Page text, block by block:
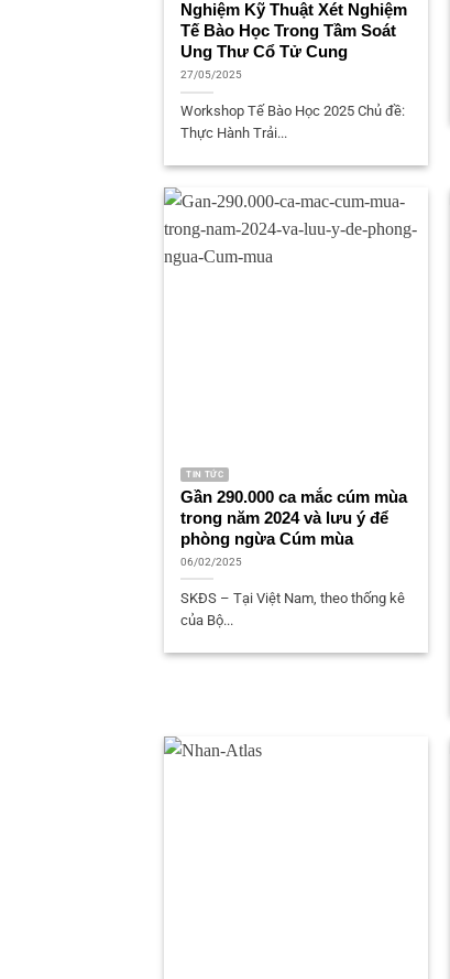
Nghiệm Kỹ Thuật Xét Nghiệm
Tế Bào Học Trong Tầm Soát
Ung Thư Cổ Tử Cung
27/05/2025
Workshop Tế Bào Học 2025 Chủ đề:
Thực Hành Trải...
TIN TỨC
Gần 290.000 ca mắc cúm mùa
trong năm 2024 và lưu ý để
phòng ngừa Cúm mùa
06/02/2025
SKĐS – Tại Việt Nam, theo thống kê
của Bộ...